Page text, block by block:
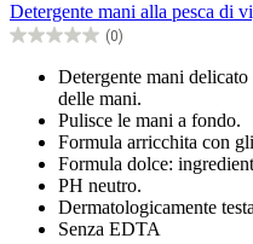
5
stelle.
Detergente mani alla pesca di
(0)
0.0
Detergente mani
delle mani.
Pulisce le mani a fondo.
Formula arricchita con
Formula dolce:
PH neutro.
Dermatologicamente
Senza EDTA